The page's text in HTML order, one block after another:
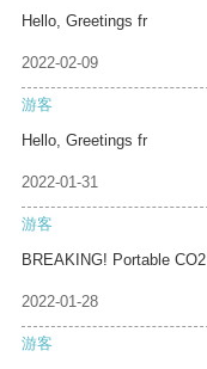
Hello, Greetings fr
2022-02-09
游客
Hello, Greetings fr
2022-01-31
游客
BREAKING! Portable CO2
2022-01-28
游客